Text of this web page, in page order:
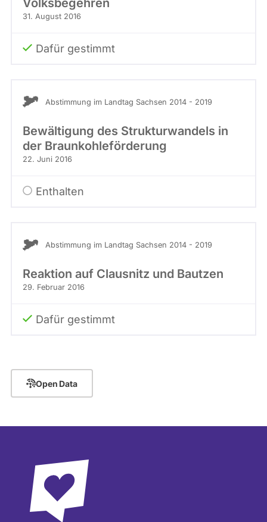
Volksbegehren
31. August 2016
Dafür gestimmt
Abstimmung im Landtag Sachsen 2014 - 2019
Bewältigung des Strukturwandels in
der Braunkohleförderung
22. Juni 2016
Enthalten
Abstimmung im Landtag Sachsen 2014 - 2019
Reaktion auf Clausnitz und Bautzen
29. Februar 2016
Dafür gestimmt
Open Data